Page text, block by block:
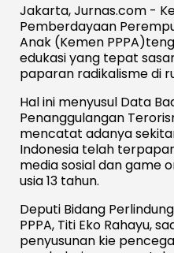
Jakarta, Jurnas.com -
Pemberdayaan
Anak (Kemen
edukasi yang tepat
paparan radikalisme di
Hal ini menyusul Data
Penanggulangan
mencatat adanya sekitar
Indonesia telah
media sosial dan game
usia 13 tahun.
Deputi Bidang
PPPA, Titi Eko Rahayu,
penyusunan kie